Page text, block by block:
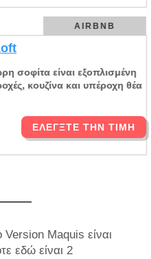
AIRBNB
σοφίτα είναι εξοπλισμένη
κουζίνα και υπέροχη θέα
ΕΛΈΓΞΤΕ ΤΗΝ ΤΙΜΉ
Maquis είναι
εδώ είναι 2